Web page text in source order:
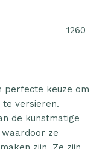
1260
perfecte keuze om
versieren.
de kunstmatige
waardoor ze